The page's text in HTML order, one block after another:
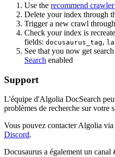
Use the recommend
Delete your index through
Trigger a new crawl
Check your index is
fields: docusaurus_tag,
See that you now get
Search enabled
Support
L'équipe d'Algolia DocSearch
problèmes de recherche sur votre
Vous pouvez contacter Algolia via
Discord.
Docusaurus a également un canal